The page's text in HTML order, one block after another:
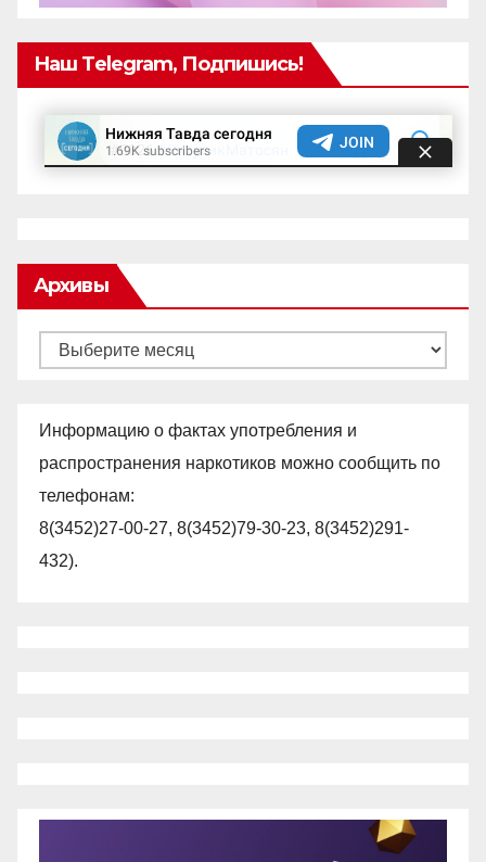
Наш Telegram, Подпишись!
Архивы
Архивы
Информацию о фактах употребления и
распространения наркотиков можно сообщить по
телефонам:
8(3452)27-00-27, 8(3452)79-30-23, 8(3452)291-
432).